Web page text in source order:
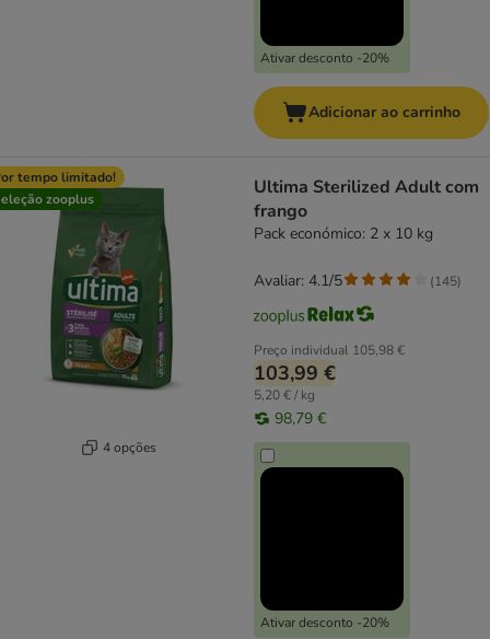
Ativar desconto -20%
Adicionar ao carrinho
tempo limitado!
zooplus
4 opções
Ultima Sterilized Adult com
frango
Pack económico: 2 x 10 kg
Preço individual 105,98 €
103,99 €
5,20 € / kg
98,79 €
Ativar desconto -20%
Avaliar: 4.1/5 (145)